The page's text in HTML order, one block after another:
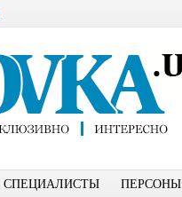
СПЕЦИАЛИСТЫ ПЕРСОНЫ